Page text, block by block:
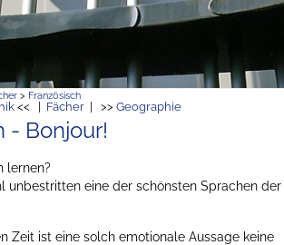
> Französisch
<< | Fächer | >>Geographie
- Bonjour!
lernen?
unbestritten eine der schönsten Sprachen der
Zeit ist eine solch emotionale Aussage keine